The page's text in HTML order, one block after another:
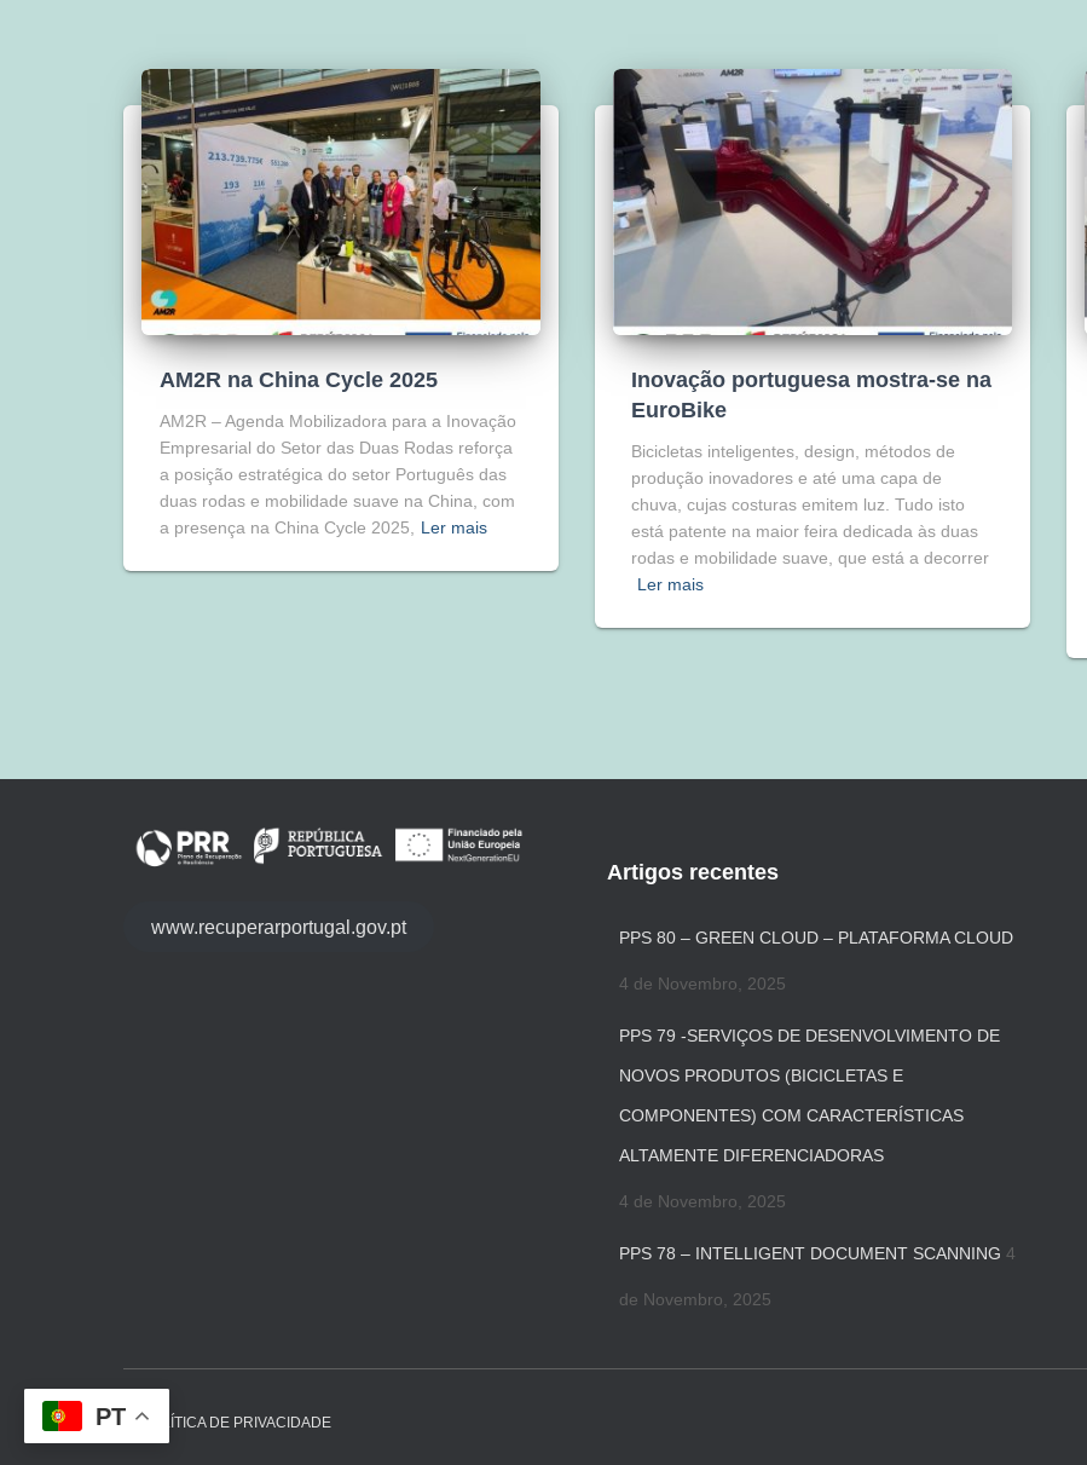
AM2R na China Cycle 2025
AM2R – Agenda Mobilizadora para a Inovação
Empresarial do Setor das Duas Rodas reforça
a posição estratégica do setor Português das
duas rodas e mobilidade suave na China, com
a presença na China Cycle 2025, Ler mais
Inovação portuguesa mostra-se na
EuroBike
Bicicletas inteligentes, design, métodos de
produção inovadores e até uma capa de
chuva, cujas costuras emitem luz. Tudo isto
está patente na maior feira dedicada às duas
rodas e mobilidade suave, que está a decorrer
Ler mais
www.recuperarportugal.gov.pt
Artigos recentes
PPS 80 – GREEN CLOUD – PLATAFORMA CLOUD
4 de Novembro, 2025
PPS 79 -SERVIÇOS DE DESENVOLVIMENTO DE
NOVOS PRODUTOS (BICICLETAS E
COMPONENTES) COM CARACTERÍSTICAS
ALTAMENTE DIFERENCIADORAS
4 de Novembro, 2025
PPS 78 – INTELLIGENT DOCUMENT SCANNING 4
de Novembro, 2025
POLÍTICA DE PRIVACIDADE
PT